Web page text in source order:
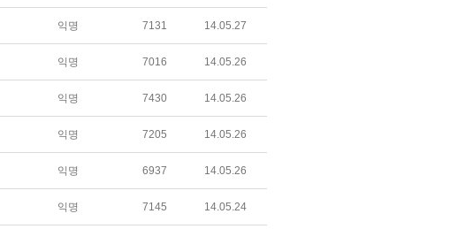
익명 7131 14.05.27
익명 7016 14.05.26
익명 7430 14.05.26
익명 7205 14.05.26
익명 6937 14.05.26
익명 7145 14.05.24